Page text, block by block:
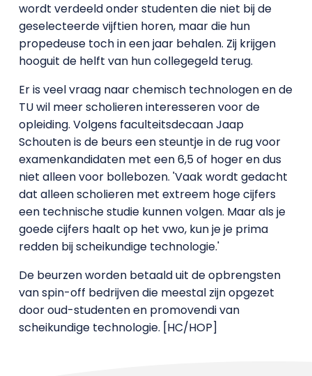
wordt verdeeld onder studenten die niet bij de
geselecteerde vijftien horen, maar die hun
propedeuse toch in een jaar behalen. Zij krijgen
hooguit de helft van hun collegegeld terug.
Er is veel vraag naar chemisch technologen en de
TU wil meer scholieren interesseren voor de
opleiding. Volgens faculteitsdecaan Jaap
Schouten is de beurs een steuntje in de rug voor
examenkandidaten met een 6,5 of hoger en dus
niet alleen voor bollebozen. 'Vaak wordt gedacht
dat alleen scholieren met extreem hoge cijfers
een technische studie kunnen volgen. Maar als je
goede cijfers haalt op het vwo, kun je je prima
redden bij scheikundige technologie.'
De beurzen worden betaald uit de opbrengsten
van spin-off bedrijven die meestal zijn opgezet
door oud-studenten en promovendi van
scheikundige technologie. [HC/HOP]